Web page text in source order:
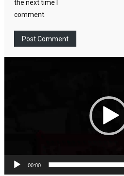
the next time I
comment.
00:00